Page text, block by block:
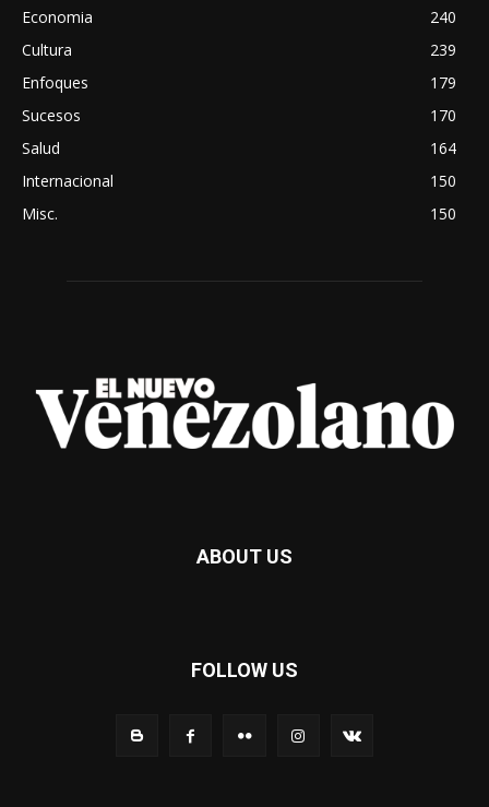
Economia
240
Cultura
239
Enfoques
179
Sucesos
170
Salud
164
Internacional
150
Misc.
150
ABOUT US
FOLLOW US